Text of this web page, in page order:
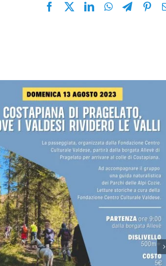
Facebook
X LinkedInWhatsApp